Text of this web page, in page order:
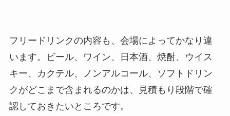
フリードリンクの内容も、会場によってかなり違
います。ビール、ワイン、日本酒、焼酎、ウイス
キー、カクテル、ノンアルコール、ソフトドリン
クがどこまで含まれるのかは、見積もり段階で確
認しておきたいところです。